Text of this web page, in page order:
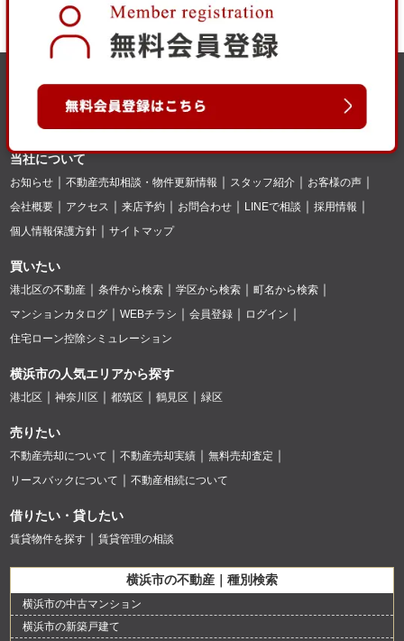
当社について
お知らせ 不動産売却相談・物件更新情報 スタッフ紹介
お客様の声
会社概要
アクセス 来店予約 お問合わせ LINEで相談
採用情報
個人情報保護方針
サイトマップ
買いたい
港北区の不動産 条件から検索 学区から検索
町名から検索
マンションカタログ
WEBチラシ 会員登録
ログイン
住宅ローン控除シミュレーション
横浜市の人気エリアから探す
港北区 神奈川区 都筑区 鶴見区 緑区
売りたい
不動産売却について 不動産売却実績
無料売却査定
リースバックについて
不動産相続について
借りたい・貸したい
賃貸物件を探す 賃貸管理の相談
横浜市の不動産｜種別検索
横浜市の中古マンション
横浜市の新築戸建て